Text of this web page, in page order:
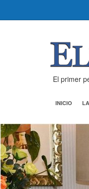
El primer
INICIO